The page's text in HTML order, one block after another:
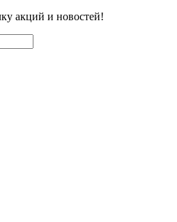
акций и новостей!